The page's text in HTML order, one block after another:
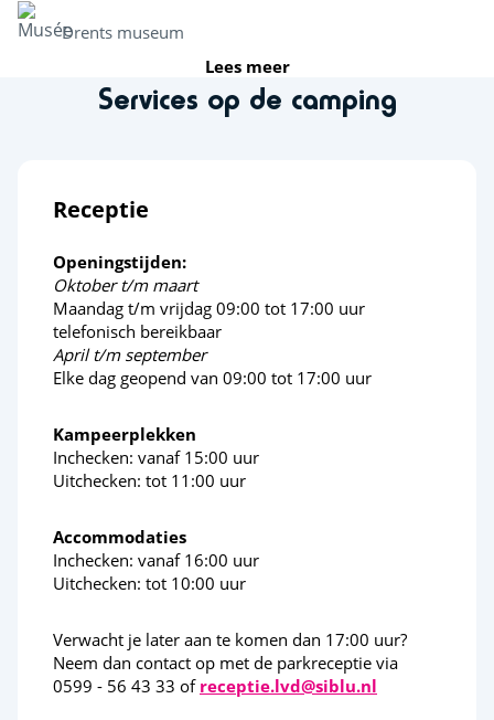
Drents museum
Jan Kruis museum
Drouwenerzand
Activiteiten in de natuur
Fiets en wandelroutes
Boomkroonpad Borger
Sportactiviteiten
Fietsroutes
Fietsverhuur
Kano
Activiteiten in de omgeving
Borger (stad)
Lees meer
Services op de camping
Receptie
Openingstijden:
Oktober t/m maart
Maandag t/m vrijdag 09:00 tot 17:00 uur
telefonisch bereikbaar
April t/m september
Elke dag geopend van 09:00 tot 17:00 uur
Kampeerplekken
Inchecken: vanaf 15:00 uur
Uitchecken: tot 11:00 uur
Accommodaties
Inchecken: vanaf 16:00 uur
Uitchecken: tot 10:00 uur
Verwacht je later aan te komen dan 17:00 uur?
Neem dan contact op met de parkreceptie via
0599 - 56 43 33 of receptie.lvd@siblu.nl